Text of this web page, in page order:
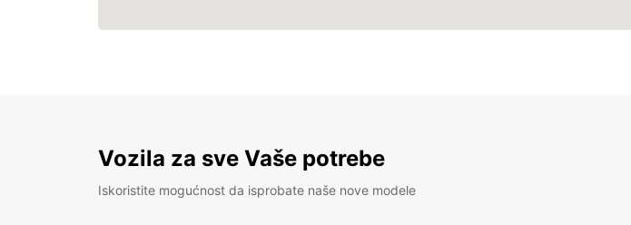
Vozila za sve Vaše potrebe
Iskoristite mogućnost da isprobate naše nove modele